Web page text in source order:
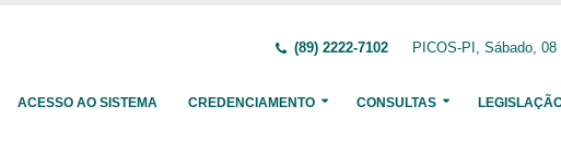
(89) 2222-7102 PICOS-PI, Sábado,
ACESSO AO SISTEMA CREDENCIAMENTO CONSULTAS